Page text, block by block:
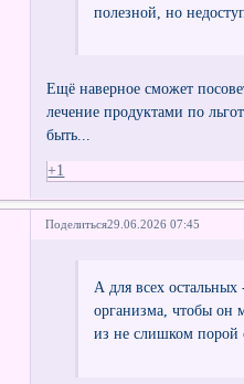
полезной, но
Ещё наверное сможет
лечение продуктами по
быть...
+1
Поделиться29.06.2026 07:45
А для всех
организма, чтобы он
из не слишком порой